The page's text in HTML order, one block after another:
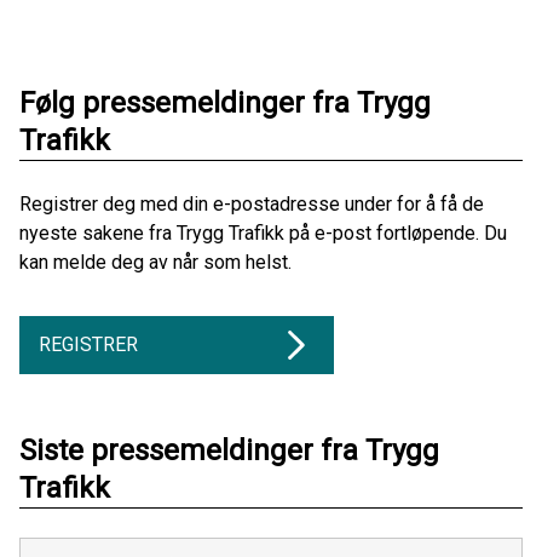
Følg pressemeldinger fra Trygg
Trafikk
Registrer deg med din e-postadresse under for å få de
nyeste sakene fra Trygg Trafikk på e-post fortløpende. Du
kan melde deg av når som helst.
REGISTRER
Siste pressemeldinger fra Trygg
Trafikk